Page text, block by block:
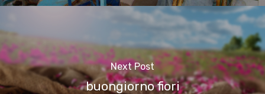
Next Post
buongiorno fiori